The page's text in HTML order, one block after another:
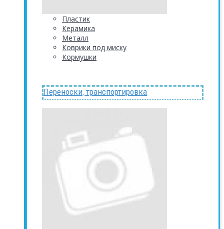
Пластик
Керамика
Металл
Коврики под миску
Кормушки
Переноски, транспортировка